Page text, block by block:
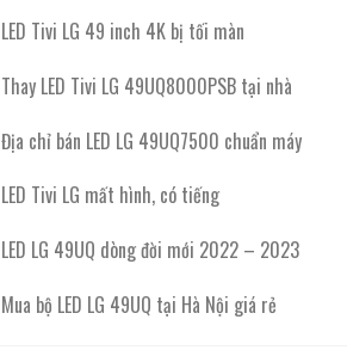
LED Tivi LG 49 inch 4K bị tối màn
Thay LED Tivi LG 49UQ8000PSB tại nhà
Địa chỉ bán LED LG 49UQ7500 chuẩn máy
LED Tivi LG mất hình, có tiếng
LED LG 49UQ dòng đời mới 2022 – 2023
Mua bộ LED LG 49UQ tại Hà Nội giá rẻ